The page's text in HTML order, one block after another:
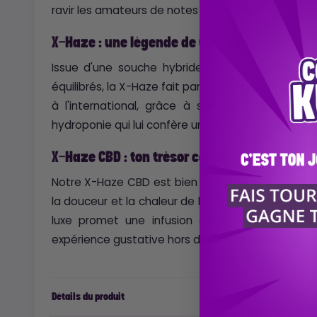
ravir les amateurs de notes agrumes.
X-Haze : une légende de Californie
Issue d'une souche hybride réputée pour sa
équilibrés, la X-Haze fait partie des trésors de la
à l'international, grâce à son goût fruité
hydroponie qui lui confère une qualité inégalée.
X-Haze CBD : ton trésor californien à infuser
Notre X-Haze CBD est bien plus qu'une simple
la douceur et la chaleur de la Californie. Issue
luxe promet une infusion exquise et riche en
expérience gustative hors du commun avec la X-
Détails du produit